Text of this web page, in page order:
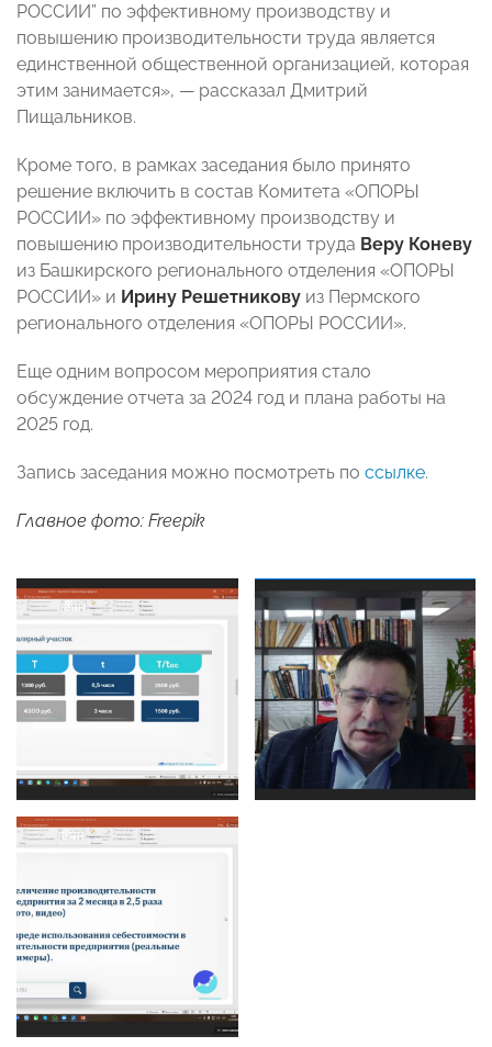
РОССИИ” по эффективному производству и
повышению производительности труда является
единственной общественной организацией, которая
этим занимается», — рассказал Дмитрий
Пищальников.
Кроме того, в рамках заседания было принято
решение включить в состав Комитета «ОПОРЫ
РОССИИ» по эффективному производству и
повышению производительности труда Веру Коневу
из Башкирского регионального отделения «ОПОРЫ
РОССИИ» и Ирину Решетникову из Пермского
регионального отделения «ОПОРЫ РОССИИ».
Еще одним вопросом мероприятия стало
обсуждение отчета за 2024 год и плана работы на
2025 год.
Запись заседания можно посмотреть по ссылке.
Главное фото: Freepik